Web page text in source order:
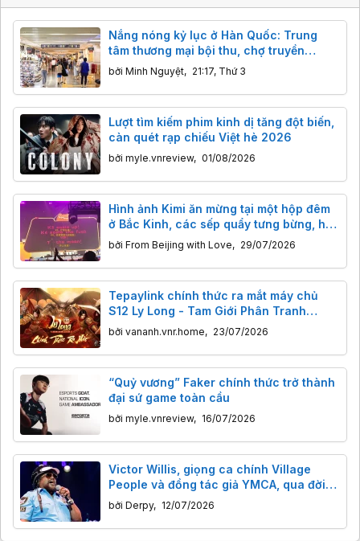
Nắng nóng kỷ lục ở Hàn Quốc: Trung
tâm thương mại bội thu, chợ truyền
thống ế ẩm
bởi Minh Nguyệt, 21:17, Thứ 3
Lượt tìm kiếm phim kinh dị tăng đột biến,
càn quét rạp chiếu Việt hè 2026
bởi myle.vnreview, 01/08/2026
Hình ảnh Kimi ăn mừng tại một hộp đêm
ở Bắc Kinh, các sếp quẩy tưng bừng, hô
to"Lên mặt trăng!"
bởi From Beijing with Love, 29/07/2026
Tepaylink chính thức ra mắt máy chủ
S12 Ly Long - Tam Giới Phân Tranh
Mobile
bởi vananh.vnr.home, 23/07/2026
“Quỷ vương” Faker chính thức trở thành
đại sứ game toàn cầu
bởi myle.vnreview, 16/07/2026
Victor Willis, giọng ca chính Village
People và đồng tác giả YMCA, qua đời
tuổi 74: Người đứng sau bản hit khuấy
đảo sàn nhảy và chính trường.
bởi Derpy, 12/07/2026